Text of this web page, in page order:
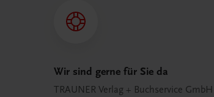
Wir sind gerne für Sie da
TRAUNER Verlag + Buchservice GmbH